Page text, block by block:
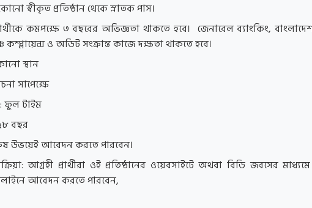
স্বীকৃত প্রতিষ্ঠান থেকে স্নাতক পাস।
কমপক্ষে ৩ বছরের অভিজ্ঞতা থাকতে হবে। জেনারেল ব্যাংকিং,
কম্প্লায়েন্স ও অডিট সংক্রান্ত কাজে দক্ষতা থাকতে হবে।
স্থান
সাপেক্ষে
ফুল টাইম
বছর
উভয়েই আবেদন করতে পারবেন।
আগ্রহী প্রার্থীরা ওই প্রতিষ্ঠানের ওয়েবসাইটে অথবা বিডি জবসের মাধ্যমে
আবেদন করতে পারবেন,